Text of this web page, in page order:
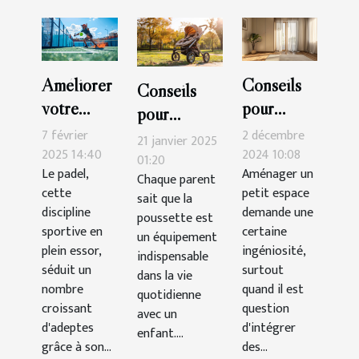
Améliorer
votre
technique
de padel :
exercices
pratiques
7 février
2025 14:40
Le padel,
cette
discipline
sportive en
plein essor,
séduit un
nombre
croissant
d'adeptes
grâce à son...
Conseils
pour
maintenir et
nettoyer
votre
poussette
efficacement
21 janvier 2025
01:20
Chaque parent
sait que la
poussette est
un équipement
indispensable
dans la vie
quotidienne
avec un
enfant....
Conseils
pour
intégrer
une
armoire
trois
portes
dans un
petit
espace
2 décembre
2024 10:08
Aménager un
petit espace
demande une
certaine
ingéniosité,
surtout
quand il est
question
d'intégrer
des...